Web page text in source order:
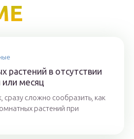
растений в отсутствии
или месяц
сразу сложно сообразить, как
растений при